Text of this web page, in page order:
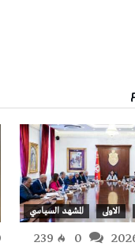
الاولى المشهد السياسي
239